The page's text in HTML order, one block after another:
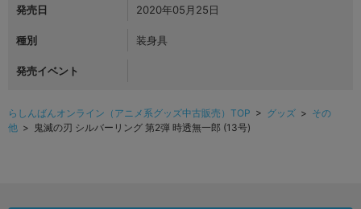
発売日 2020年05月25日
種別 装身具
発売イベント
らしんばんオンライン（アニメ系グッズ中古販売）TOP > グッズ > その
他 > 鬼滅の刃 シルバーリング 第2弾 時透無一郎 (13号)